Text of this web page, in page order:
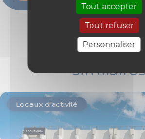
Tout accepter
Tout refuser
Personnaliser
Découvrir les
similaires
Locaux d'activité